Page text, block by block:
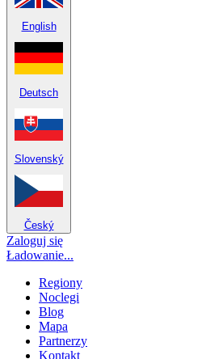
English
Deutsch
Slovenský
Český
Zaloguj się
Ładowanie...
Regiony
Noclegi
Blog
Mapa
Partnerzy
Kontakt